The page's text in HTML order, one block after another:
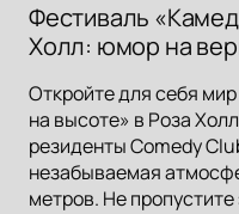
Фестиваль
Холл: юмор на
Откройте для себя
на высоте» в Роза
резиденты Comedy
незабываемая
метров. Не